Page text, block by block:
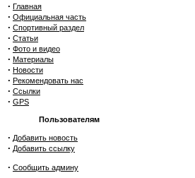
· Главная
· Официальная часть
· Спортивный раздел
· Статьи
· Фото и видео
· Материалы
· Новости
· Рекомендовать нас
· Ссылки
· GPS
Пользователям
· Добавить новость
· Добавить ссылку
· Сообщить админу